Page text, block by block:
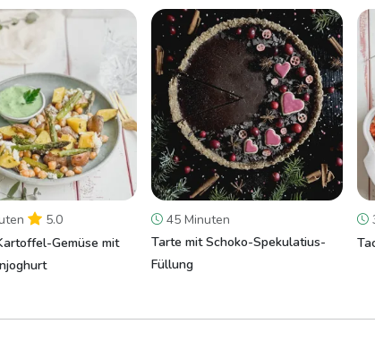
5.0
Gemüse mit
45 Minuten
Tarte mit Schoko-Spekulatius-
Füllung